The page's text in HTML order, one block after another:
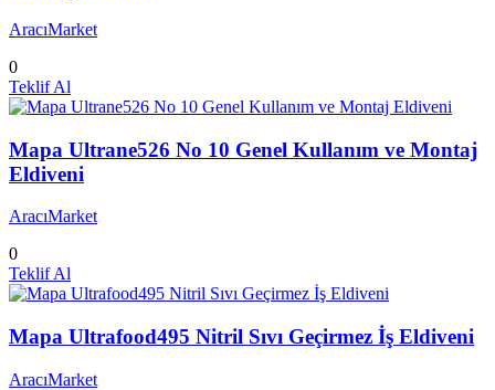
AracıMarket
0
Teklif Al
Mapa Ultrane526 No 10 Genel Kullanım ve Montaj
Eldiveni
AracıMarket
0
Teklif Al
Mapa Ultrafood495 Nitril Sıvı Geçirmez İş Eldiveni
AracıMarket